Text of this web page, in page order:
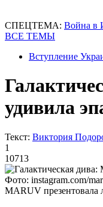
СПЕЦТЕМА: Война в
ВСЕ ТЕМЫ
Вступление
удивила
Текст: Виктория
1
10713
Фото: instagram.com/
MARUV презентовала